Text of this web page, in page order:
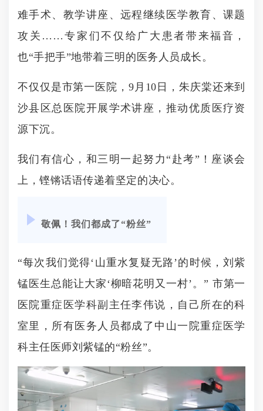
难手术、教学讲座、远程继续医学教育、课题
攻关……专家们不仅给广大患者带来福音，
也“手把手”地带着三明的医务人员成长。
不仅仅是市第一医院，9月10日，朱庆棠还来到
沙县区总医院开展学术讲座，推动优质医疗资
源下沉。
我们有信心，和三明一起努力“赴考”！座谈会
上，铿锵话语传递着坚定的决心。
敬佩！我们都成了“粉丝”
“每次我们觉得‘山重水复疑无路’的时候，刘紫
锰医生总能让大家‘柳暗花明又一村’。” 市第一
医院重症医学科副主任李伟说，自己所在的科
室里，所有医务人员都成了中山一院重症医学
科主任医师刘紫锰的“粉丝”。